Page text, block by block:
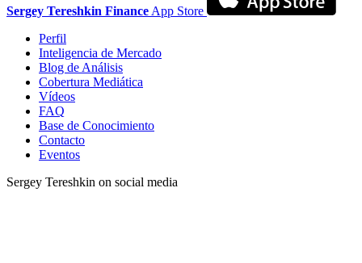
Sergey Tereshkin Finance App Store
Perfil
Inteligencia de Mercado
Blog de Análisis
Cobertura Mediática
Vídeos
FAQ
Base de Conocimiento
Contacto
Eventos
Sergey Tereshkin on social media